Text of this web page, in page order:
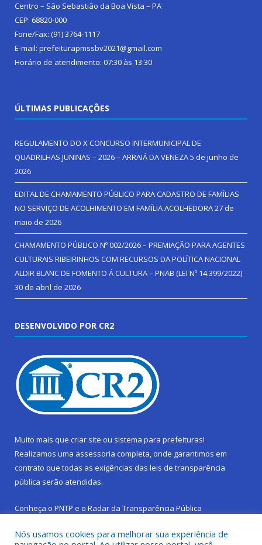
Centro – São Sebastião da Boa Vista – PA
CEP: 68820-000
Fone/Fax: (91) 3764-1117
E-mail: prefeiturapmssbv2021@gmail.com
Horário de atendimento: 07:30 às 13:30
ÚLTIMAS PUBLICAÇÕES
REGULAMENTO DO X CONCURSO INTERMUNICIPAL DE
QUADRILHAS JUNINAS – 2026 – ARRAIÁ DA VENEZA5 de junho de
2026
EDITAL DE CHAMAMENTO PÚBLICO PARA CADASTRO DE FAMÍLIAS
NO SERVIÇO DE ACOLHIMENTO EM FAMÍLIA ACOLHEDORA27 de
maio de 2026
CHAMAMENTO PÚBLICO Nº 002/2026 – PREMIAÇÃO PARA AGENTES
CULTURAIS RIBEIRINHOS COM RECURSOS DA POLÍTICA NACIONAL
ALDIR BLANC DE FOMENTO Á CULTURA – PNAB (LEI Nº 14.399/2022)
30 de abril de 2026
DESENVOLVIDO POR CR2
Muito mais que criar site ou sistema para prefeituras!
Realizamos uma assessoria completa, onde garantimos em
contrato que todas as exigências das leis de transparência
pública serão atendidas.
Conheça o PNTP e o Radar da Transparência Pública
Nós usamos cookies para melhorar sua experiência de